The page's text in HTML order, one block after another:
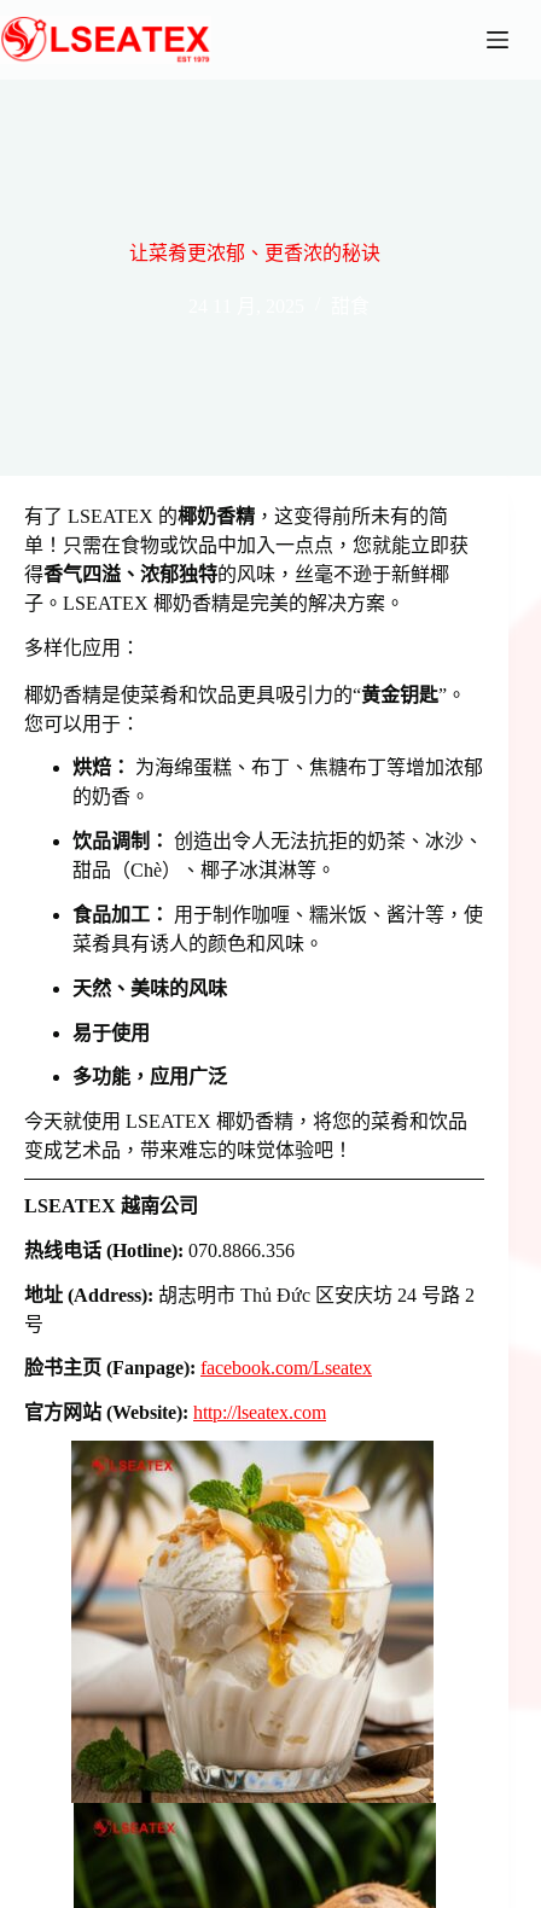
跳
至
让菜肴更浓郁、更香浓的秘诀
有了 LSEATEX 的椰奶香精 ，这变得前所未有的简
单！只需在食物或饮品中加入一点点，您就能立即获
得香气四溢、浓郁独特的风味，丝毫不逊于新鲜椰
子。LSEATEX 椰奶香精是完美的解决方案。
多样化应用：
椰奶香精是使菜肴和饮品更具吸引力的“黄金钥匙”。
您可以用于：
烘焙：
为海绵蛋糕、布丁、焦糖布丁等增加浓郁
的奶香。
饮品调制： 创造出令人无法抗拒的奶茶、冰沙、
甜品（Chè）、椰子冰淇淋等。
食品加工：
用于制作咖喱、糯米饭、酱汁等，使
菜肴具有诱人的颜色和风味。
天然、美味的风味
易于使用
多功能，应用广泛
今天就使用 LSEATEX 椰奶香精，将您的菜肴和饮品
变成艺术品，带来难忘的味觉体验吧！
LSEATEX 越南公司
热线电话 (Hotline): 070.8866.356
地址 (Address): 胡志明市 Thủ Đức 区安庆坊 24 号路 2
号
脸书主页 (Fanpage): facebook.com/Lseatex
官方网站 (Website): http://lseatex.com